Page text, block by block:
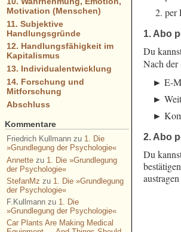
per
1. Abo
Du
Nach
E-
2. Abo
Du
Motivation (Menschen)
11. Subjektive
Handlungsgründe
12. Handlungsfähigkeit im
Kapitalismus
13. Individualentwicklung
14. Forschung und
Mitforschung
Abschluss
Kommentare
Friedrich Kullmannzu 1. Die
»Grundlegung der Psychologie«
Annettezu 1. Die »Grundlegung
der Psychologie«
StefanMz zu 1. Die »Grundlegung
der Psychologie«
F.Kullmannzu 1. Die
»Grundlegung der Psychologie«
Car Plants Are Making Medical